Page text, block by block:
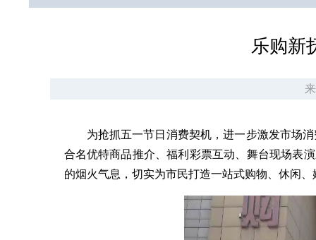
乐购新
为抢抓五一节日消费契机，进一步激发市场
合名优特商品推介、福利彩票互动、舞台现场表
的烟火气息，切实为市民打造一站式购物、休闲